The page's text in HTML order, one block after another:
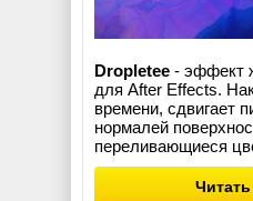
Dropletee - эффект
для After Effects.
времени, сдвигает
нормалей
переливающиеся